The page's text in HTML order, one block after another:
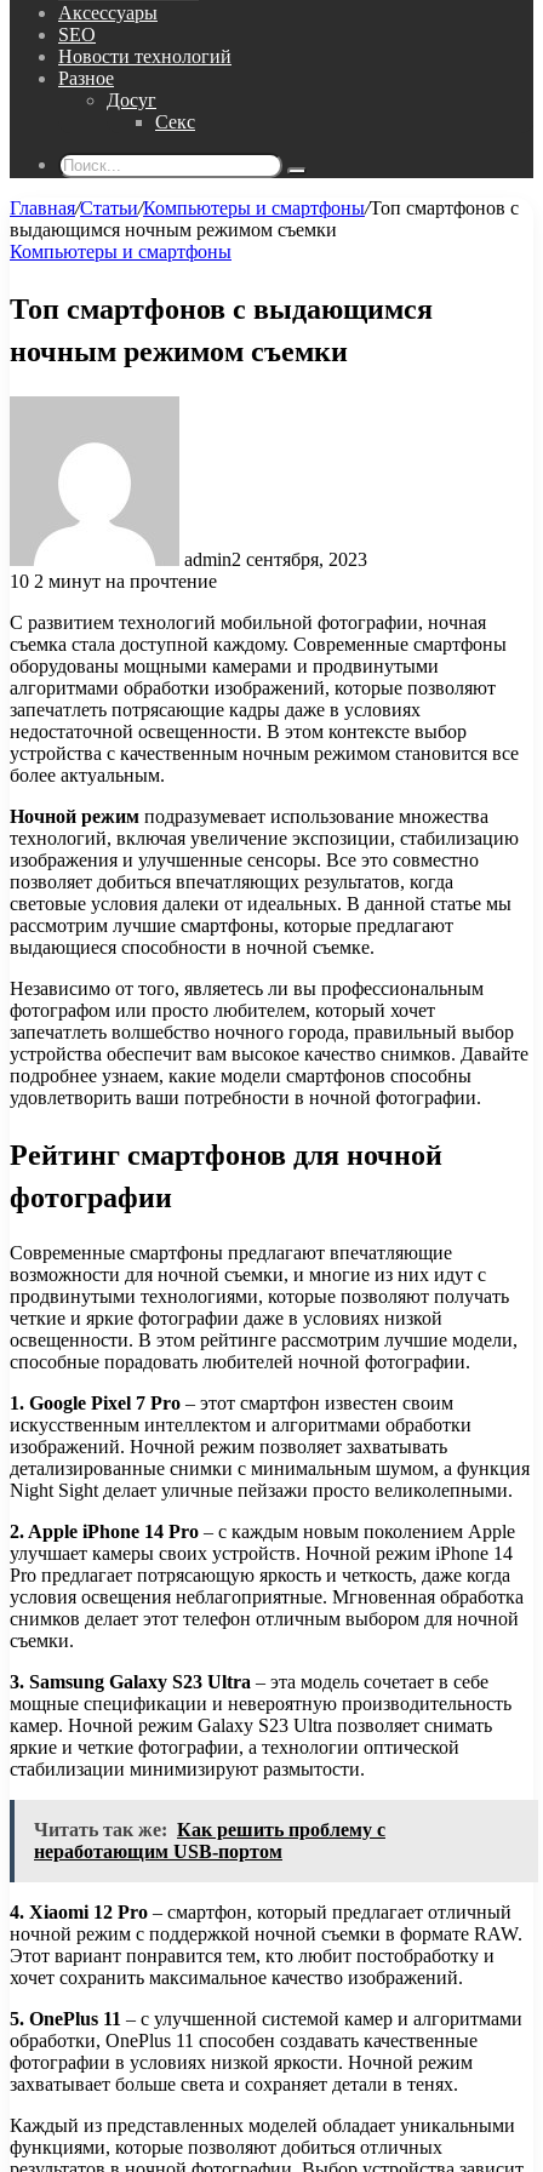
Аксессуары
SEO
Новости технологий
Разное
Досуг
Секс
Поиск...
Главная/Статьи/Компьютеры и смартфоны/Топ смартфонов с
выдающимся ночным режимом съемки
Компьютеры и смартфоны
Топ смартфонов с выдающимся
ночным режимом съемки
admin2 сентября, 2023
10 2 минут на прочтение
С развитием технологий мобильной фотографии, ночная
съемка стала доступной каждому. Современные смартфоны
оборудованы мощными камерами и продвинутыми
алгоритмами обработки изображений, которые позволяют
запечатлеть потрясающие кадры даже в условиях
недостаточной освещенности. В этом контексте выбор
устройства с качественным ночным режимом становится все
более актуальным.
Ночной режим подразумевает использование множества
технологий, включая увеличение экспозиции, стабилизацию
изображения и улучшенные сенсоры. Все это совместно
позволяет добиться впечатляющих результатов, когда
световые условия далеки от идеальных. В данной статье мы
рассмотрим лучшие смартфоны, которые предлагают
выдающиеся способности в ночной съемке.
Независимо от того, являетесь ли вы профессиональным
фотографом или просто любителем, который хочет
запечатлеть волшебство ночного города, правильный выбор
устройства обеспечит вам высокое качество снимков. Давайте
подробнее узнаем, какие модели смартфонов способны
удовлетворить ваши потребности в ночной фотографии.
Рейтинг смартфонов для ночной
фотографии
Современные смартфоны предлагают впечатляющие
возможности для ночной съемки, и многие из них идут с
продвинутыми технологиями, которые позволяют получать
четкие и яркие фотографии даже в условиях низкой
освещенности. В этом рейтинге рассмотрим лучшие модели,
способные порадовать любителей ночной фотографии.
1. Google Pixel 7 Pro – этот смартфон известен своим
искусственным интеллектом и алгоритмами обработки
изображений. Ночной режим позволяет захватывать
детализированные снимки с минимальным шумом, а функция
Night Sight делает уличные пейзажи просто великолепными.
2. Apple iPhone 14 Pro – с каждым новым поколением Apple
улучшает камеры своих устройств. Ночной режим iPhone 14
Pro предлагает потрясающую яркость и четкость, даже когда
условия освещения неблагоприятные. Мгновенная обработка
снимков делает этот телефон отличным выбором для ночной
съемки.
3. Samsung Galaxy S23 Ultra – эта модель сочетает в себе
мощные спецификации и невероятную производительность
камер. Ночной режим Galaxy S23 Ultra позволяет снимать
яркие и четкие фотографии, а технологии оптической
стабилизации минимизируют размытости.
Читать так же: Как решить проблему с
неработающим USB-портом
4. Xiaomi 12 Pro – смартфон, который предлагает отличный
ночной режим с поддержкой ночной съемки в формате RAW.
Этот вариант понравится тем, кто любит постобработку и
хочет сохранить максимальное качество изображений.
5. OnePlus 11 – с улучшенной системой камер и алгоритмами
обработки, OnePlus 11 способен создавать качественные
фотографии в условиях низкой яркости. Ночной режим
захватывает больше света и сохраняет детали в тенях.
Каждый из представленных моделей обладает уникальными
функциями, которые позволяют добиться отличных